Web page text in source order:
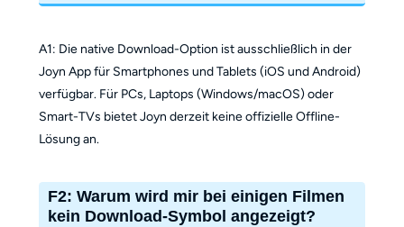
A1: Die native Download-Option ist ausschließlich in der
Joyn App für Smartphones und Tablets (iOS und Android)
verfügbar. Für PCs, Laptops (Windows/macOS) oder
Smart-TVs bietet Joyn derzeit keine offizielle Offline-
Lösung an.
F2:Warum wird mir bei einigen Filmen
kein Download-Symbol angezeigt?